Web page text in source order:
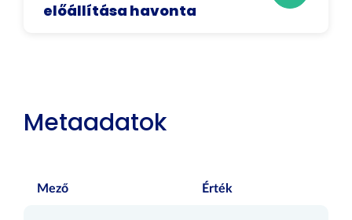
előállítása havonta
Metaadatok
Mező Érték